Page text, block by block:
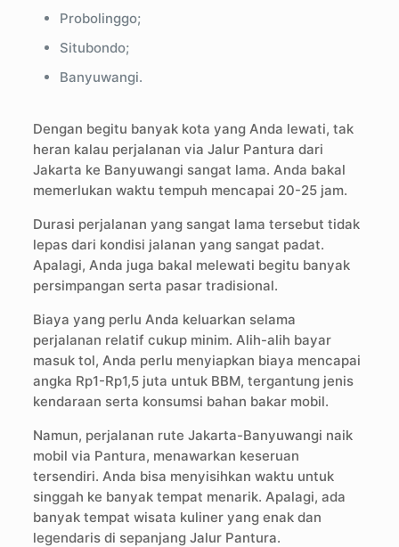
Probolinggo;
Situbondo;
Banyuwangi.
Dengan begitu banyak kota yang Anda lewati, tak
heran kalau perjalanan via Jalur Pantura dari
Jakarta ke Banyuwangi sangat lama. Anda bakal
memerlukan waktu tempuh mencapai 20-25 jam.
Durasi perjalanan yang sangat lama tersebut tidak
lepas dari kondisi jalanan yang sangat padat.
Apalagi, Anda juga bakal melewati begitu banyak
persimpangan serta pasar tradisional.
Biaya yang perlu Anda keluarkan selama
perjalanan relatif cukup minim. Alih-alih bayar
masuk tol, Anda perlu menyiapkan biaya mencapai
angka Rp1-Rp1,5 juta untuk BBM, tergantung jenis
kendaraan serta konsumsi bahan bakar mobil.
Namun, perjalanan rute Jakarta-Banyuwangi naik
mobil via Pantura, menawarkan keseruan
tersendiri. Anda bisa menyisihkan waktu untuk
singgah ke banyak tempat menarik. Apalagi, ada
banyak tempat wisata kuliner yang enak dan
legendaris di sepanjang Jalur Pantura.